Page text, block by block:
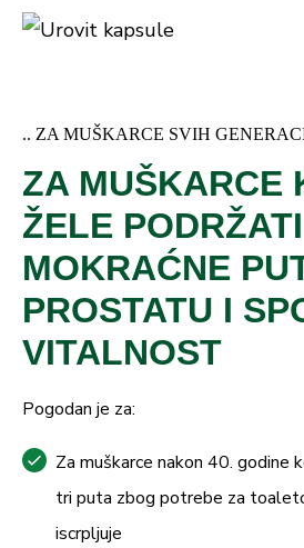
.. ZA MUŠKARCE SVIH
ZA MUŠKARCE
ŽELE PODRŽATI
MOKRAĆNE
PROSTATU I
VITALNOST
Pogodan je za:
Za muškarce nakon 40. godine
tri puta zbog potrebe za
iscrpljuje